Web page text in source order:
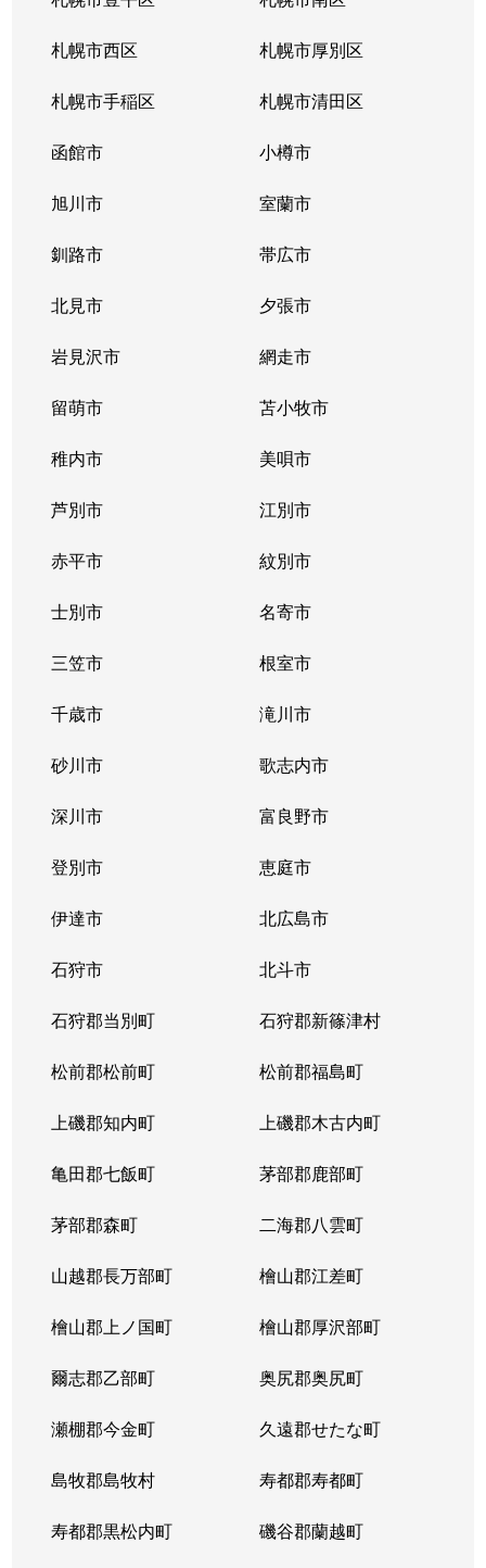
札幌市西区 札幌市厚別区
札幌市手稲区 札幌市清田区
函館市 小樽市
旭川市 室蘭市
釧路市 帯広市
北見市 夕張市
岩見沢市 網走市
留萌市 苫小牧市
稚内市 美唄市
芦別市 江別市
赤平市 紋別市
士別市 名寄市
三笠市 根室市
千歳市 滝川市
砂川市 歌志内市
深川市 富良野市
登別市 恵庭市
伊達市 北広島市
石狩市 北斗市
石狩郡当別町 石狩郡新篠津村
松前郡松前町 松前郡福島町
上磯郡知内町 上磯郡木古内町
亀田郡七飯町 茅部郡鹿部町
茅部郡森町 二海郡八雲町
山越郡長万部町 檜山郡江差町
檜山郡上ノ国町 檜山郡厚沢部町
爾志郡乙部町 奥尻郡奥尻町
瀬棚郡今金町 久遠郡せたな町
島牧郡島牧村 寿都郡寿都町
寿都郡黒松内町 磯谷郡蘭越町